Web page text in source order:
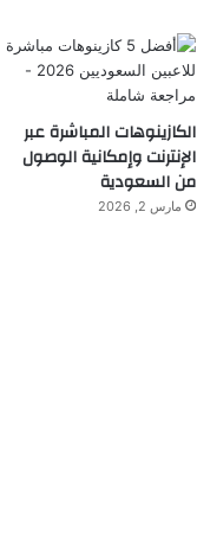
الكازينوهات المباشرة عبر
الإنترنت وإمكانية الوصول
من السعودية
مارس 2, 2026